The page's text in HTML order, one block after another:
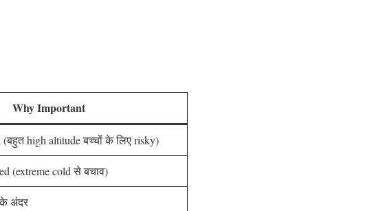
Why Important
high altitude बच्चों के लिए risky)
(extreme cold से बचाव)
अंदर